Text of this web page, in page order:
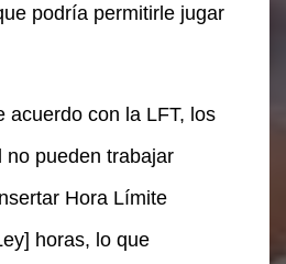
podría permitirle jugar
acuerdo con la LFT, los
no pueden trabajar
Hora Límite
horas, lo que